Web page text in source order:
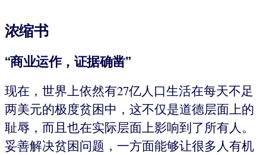
浓缩书
“商业运作，证据确凿”
现在，世界上依然有27亿人口生活在每天不足
两美元的极度贫困中，这不仅是道德层面上的
耻辱，而且也在实际层面上影响到了所有人。
妥善解决贫困问题，一方面能够让很多人有机